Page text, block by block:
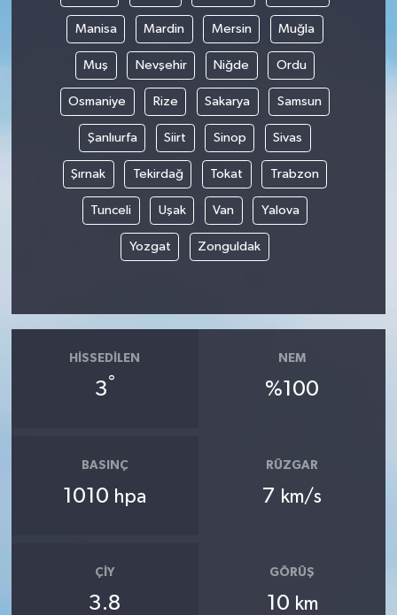
Manisa Mardin Mersin Muğla
Muş Nevşehir Niğde Ordu
Osmaniye Rize Sakarya Samsun
Şanlıurfa Siirt Sinop Sivas
Şırnak Tekirdağ Tokat Trabzon
Tunceli Uşak Van Yalova
Yozgat Zonguldak
HISSEDILEN
3°
NEM
%100
BASINÇ
1010 hpa
RÜZGAR
7 km/s
ÇIY
3.8
GÖRÜŞ
10 km